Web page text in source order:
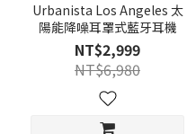
Urbanista Los Angeles 太
陽能降噪耳罩式藍牙耳機
NT$2,999
NT$6,980